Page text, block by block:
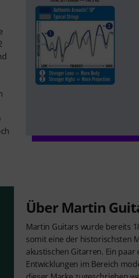
Über Martin
Martin Guitars wurde bereits
somit eine der historischsten
akustischen Gitarren. Ein
Entwicklungen im Bereich